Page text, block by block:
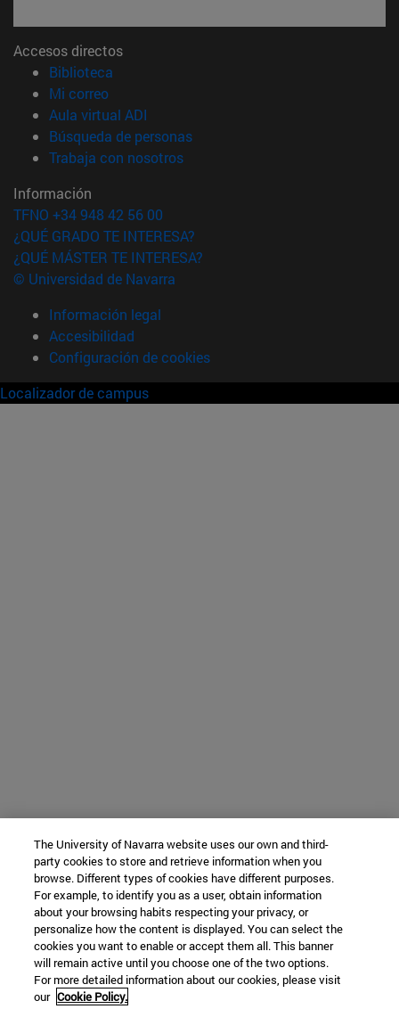
Accesos directos
Biblioteca
Mi correo(abre en nueva ventana)
Aula virtual ADI
Búsqueda de personas(abre en nueva ventana)
Trabaja con nosotros(abre en nueva ventana)
Información
TFNO +34 948 42 56 00
¿QUÉ GRADO TE INTERESA?
¿QUÉ MÁSTER TE INTERESA?
© Universidad de Navarra
Información legal
Accesibilidad
Configuración de cookies
Localizador de campus
The University of Navarra website uses our own and third-
party cookies to store and retrieve information when you
browse. Different types of cookies have different purposes.
For example, to identify you as a user, obtain information
about your browsing habits respecting your privacy, or
personalize how the content is displayed. You can select the
cookies you want to enable or accept them all. This banner
will remain active until you choose one of the two options.
For more detailed information about our cookies, please visit
our Cookie Policy.